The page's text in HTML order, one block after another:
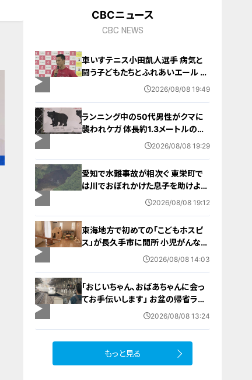
CBCニュース
CBC NEWS
車いすテニス小田凱人選手 病気と
闘う子どもたちとふれあいエール ス
ポーツの楽しさ伝える 名古屋・緑区
2026/08/08 19:49
ランニング中の50代男性がクマに
襲われケガ 体長約1.3メートルのツ
キノワグマに腕や足をかまれる 「つ
岐阜・高山市
2026/08/08 19:29
愛知で水難事故が相次ぐ 東栄町で
は川でおぼれかけた息子を助けよう
とし父親が心肺停止の状態で搬送
2026/08/08 19:12
東海地方で初めての「こどもホスピ
ス」が長久手市に開所 小児がんなど
重い病気の子どもと家族を支える施
2026/08/08 14:03
「おじいちゃん、おばあちゃんに会っ
てお手伝いします」 お盆の帰省ラッ
シュが本格化 東海道新幹線下りがピ
2026/08/08 13:24
もっと見る